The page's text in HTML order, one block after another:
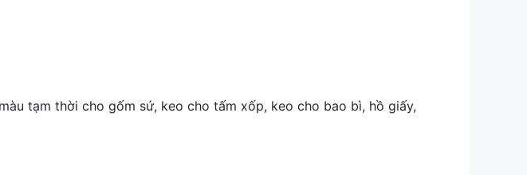
tạm thời cho gốm sứ, keo cho tấm xốp, keo cho bao bì, hồ giấy,